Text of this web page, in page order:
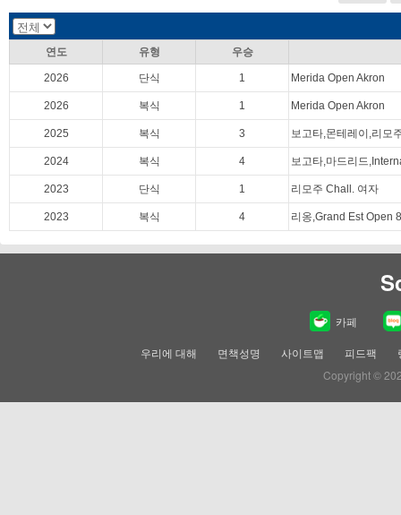
연도 유형 우승
2026 단식 1 Merida Open Akron
2026 복식 1 Merida Open Akron
2025 복식 3 보고타,몬테레이,리모
2024 복식 4 보고타,마드리드
2023 단식 1 리모주 Chall. 여자
2023 복식 4 리옹,Grand Est Open
카페
우리에 대해 면책성명 사이트맵 피드팩
Copyright ©